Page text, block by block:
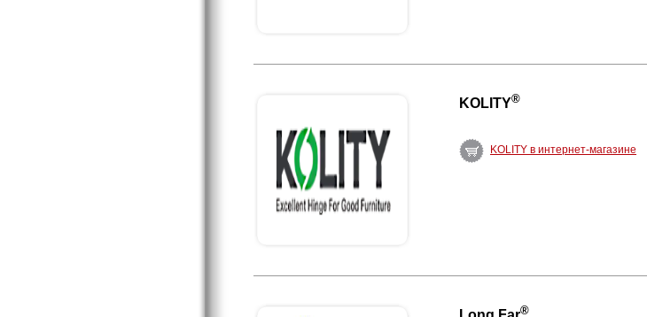
KOLITY®
KOLITY в интернет-магазине
®